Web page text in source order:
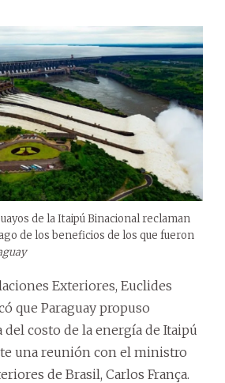
de la Itaipú Binacional reclaman
de los beneficios de los que fueron
Exteriores, Euclides
que Paraguay propuso
costo de la energía de Itaipú
una reunión con el ministro
de Brasil, Carlos França.